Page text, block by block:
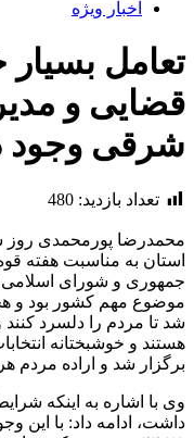
اخبار ویژه
تعامل
قضایی و
شرقی وجود
تعداد بازدید: 480
محمدرضا پورمحمدی روز
استان به مناسبت هفته
جمهوری و شورای اسلامی
موضوع مهم کشور بود و
شد تا مردم را دلسرد
هستند و خوشبختانه
برگزار شد و اراده مردم
وی با اشاره به اینکه
داشت، ادامه داد: با این